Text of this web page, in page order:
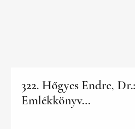
322. Hőgyes Endre, Dr.:
Emlékkönyv...